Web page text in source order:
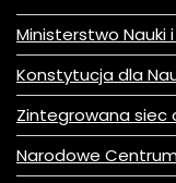
Ministerstwo Nauki
Konstytucja dla
Zintegrowana siec
Narodowe